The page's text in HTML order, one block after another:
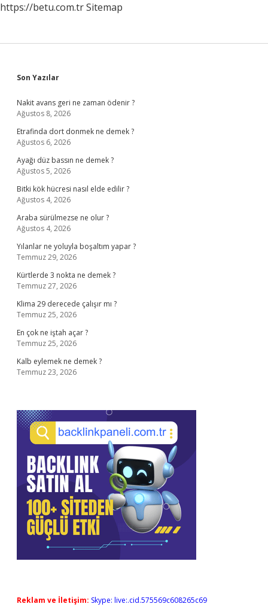
https://betu.com.trSitemap
Sidebar
Son Yazılar
Nakit avans geri ne zaman ödenir ?
Ağustos 8, 2026
Etrafinda dort donmek ne demek ?
Ağustos 6, 2026
Ayağı düz bassın ne demek ?
Ağustos 5, 2026
Bitki kök hücresi nasıl elde edilir ?
Ağustos 4, 2026
Araba sürülmezse ne olur ?
Ağustos 4, 2026
Yılanlar ne yoluyla boşaltım yapar ?
Temmuz 29, 2026
Kürtlerde 3 nokta ne demek ?
Temmuz 27, 2026
Klima 29 derecede çalışır mı ?
Temmuz 25, 2026
En çok ne iştah açar ?
Temmuz 25, 2026
Kalb eylemek ne demek ?
Temmuz 23, 2026
Reklam ve İletişim: Skype: live:.cid.575569c608265c69